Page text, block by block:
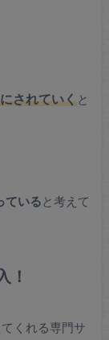
されていくと
ていると考えて
！
くれる専門サ